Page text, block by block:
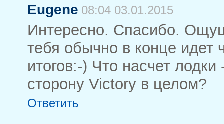
Eugene 08:04 03.01.2015
Интересно. Спасибо.
тебя обычно в конце идет
итогов:-) Что насчет
сторону Victory в целом?
Ответить